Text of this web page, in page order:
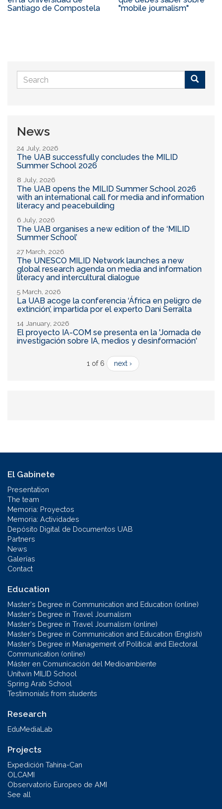
Santiago de Compostela
"mobile journalism"
Search
form
News
24 July, 2026
The UAB successfully concludes the MILID
Summer School 2026
8 July, 2026
The UAB opens the MILID Summer School 2026
with an international call for media and information
literacy and peacebuilding
6 July, 2026
The UAB organises a new edition of the ‘MILID
Summer School’
27 March, 2026
The UNESCO MILID Network launches a new
global research agenda on media and information
literacy and intercultural dialogue
5 March, 2026
La UAB acoge la conferencia ‘África en peligro de
extinción’, impartida por el experto Dani Serralta
14 January, 2026
El proyecto IA-COM se presenta en la 'Jornada de
investigación sobre IA, medios y desinformación'
1 of 6 next ›
El Gabinete
Presentation
The team
Memoria: Proyectos
Memoria: Actividades
Depósito Digital de Documentos UAB
Partners
News
Galerías
Contact
Education
Master's Degree in Communication and Education (online)
Master's Degree in Travel Journalism
Master's Degree in Travel Journalism (online)
Master's Degree in Communication and Education (English)
Master's Degree in Management of Political and Electoral
Communication (online)
Máster en Comunicación del Medioambiente
Unitwin MILID School
Spring Arab School
Testimonials from students
Research
EduMediaLab
Projects
Expedición Tahina-Can
OLCAMI
Observatorio Europeo de AMI
See all